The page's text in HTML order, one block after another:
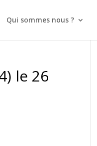
Qui sommes nous ?
le 26